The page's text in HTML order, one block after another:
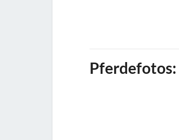
Pferdefotos: